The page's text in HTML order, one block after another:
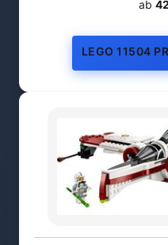
ab
LEGO 11504